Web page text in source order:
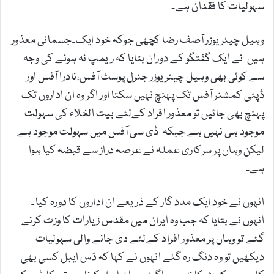
سہولیات کا فقدان ہے۔
وہیل چیئر یوزر آصف رضا کچھی جوکہ خود ایک۔جسمانی معذور
ہیں نے ایک گفتگو کے دوران بتایا کہ ریمپ نہ ہونے کی وجہ
سے کوئی بھی وہیل چیئر یوزر جنرل پوسٹ آفس،نادرا آفس اور
ڈپٹی کمشنر آفس تک پہنچ نہیں سکتا اور اگر وہ ان اداروں تک
پہنچ بھی جائیں تو معذور افراد کےلئے بیت الخلاء کی سہولت
موجود ہی نہیں ہے جبکہ ڈی سی آفس میں سہولت موجود ہے
لیکن وہاں پر سرکاری عملہ نے عرصہ دراز سے قبضہ کیا ہوا
ہے۔
انہوں نے خود ایک مدد گار کے ذریعے ان اداروں کا دورہ کیا۔
انہوں نے بتایا کہ جب وہ ایران میں مقدس زیارات کا وزٹ کرنے
گئے تو وہاں پر معذور افراد کےلئے دی جانے والی سہولیات
دیکھیں تو وہ دنگ رہ گئے انہوں نے کہا کہ ڈس ایبل کسی بھی